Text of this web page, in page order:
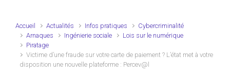
Accueil Actualités Infos pratiques
Cybercriminalité
Arnaques
Ingénierie sociale
Lois sur le numérique
Piratage
Victime d’une fraude sur votre carte de paiement ? L’état met à votre
disposition une nouvelle plateforme : Percev@l